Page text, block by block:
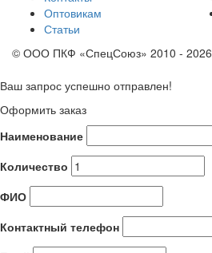
Оптовикам
Статьи
© ООО ПКФ «СпецСоюз» 2010 - 2026
Ваш запрос успешно отправлен!
Оформить заказ
Наименование
Количество
ФИО
Контактный телефон